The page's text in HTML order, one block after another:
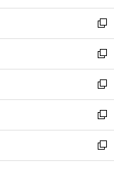
開
く
ウ
で
開
く
ン
ド
ウ
で
開
く
ウ
ィ
ン
ド
ウ
で
開
く
新
し
い
ウ
ィ
ン
ド
ウ
で
開
新
し
い
ウ
ィ
ン
ド
ウ
新
し
い
ウ
ィ
ン
新
し
い
ウ
新
し